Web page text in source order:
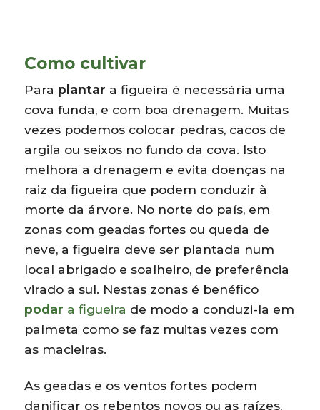
Como cultivar
Para plantar a figueira é necessária uma
cova funda, e com boa drenagem. Muitas
vezes podemos colocar pedras, cacos de
argila ou seixos no fundo da cova. Isto
melhora a drenagem e evita doenças na
raiz da figueira que podem conduzir à
morte da árvore. No norte do país, em
zonas com geadas fortes ou queda de
neve, a figueira deve ser plantada num
local abrigado e soalheiro, de preferência
virado a sul. Nestas zonas é benéfico
podar a figueira de modo a conduzi-la em
palmeta como se faz muitas vezes com
as macieiras.
As geadas e os ventos fortes podem
danificar os rebentos novos ou as raízes,